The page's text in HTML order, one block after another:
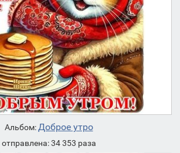
Альбом:Доброе утро
отправлена: 34 353 раза